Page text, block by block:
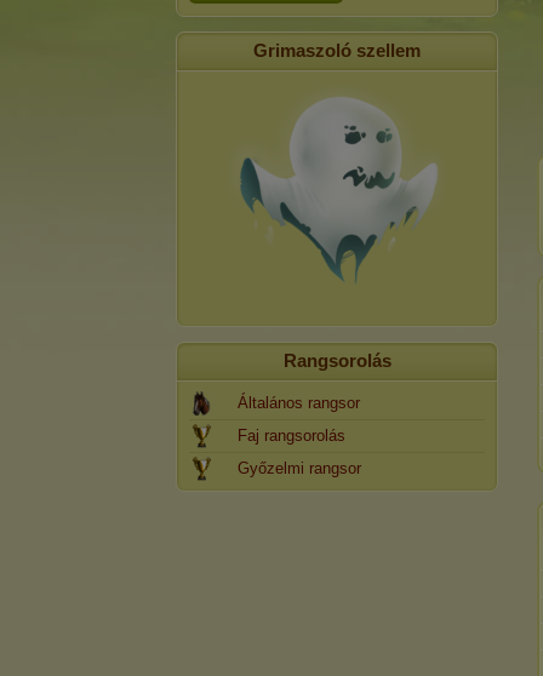
Grimaszoló szellem
Rangsorolás
Általános rangsor
Faj rangsorolás
Győzelmi rangsor